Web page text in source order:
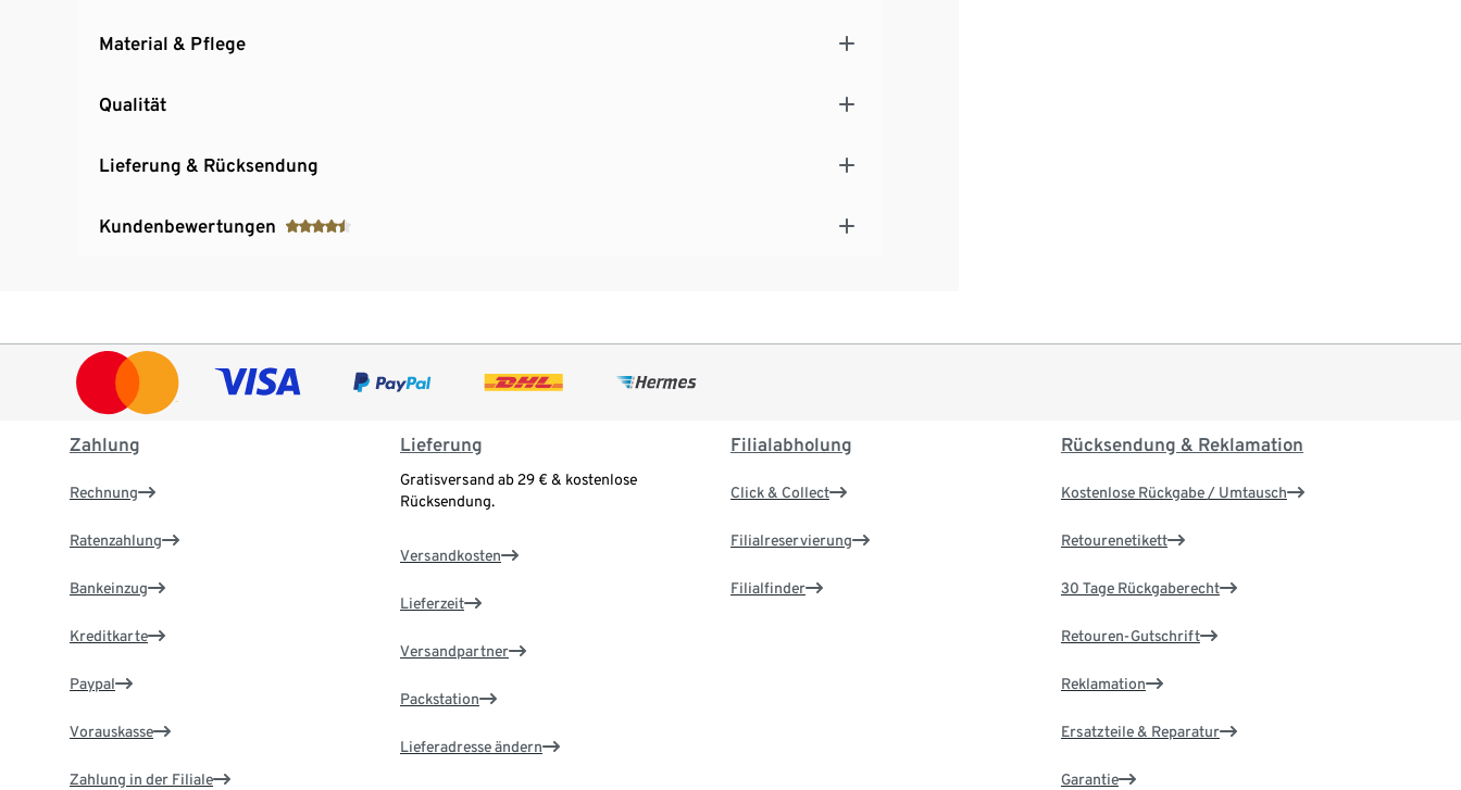
Material & Pflege
Qualität
Lieferung & Rücksendung
Kundenbewertungen
Zahlung
Rechnung
Ratenzahlung
Bankeinzug
Kreditkarte
Paypal
Vorauskasse
Zahlung in der Filiale
Lieferung
Gratisversand ab 29 € & kostenlose
Rücksendung.
Versandkosten
Lieferzeit
Versandpartner
Packstation
Lieferadresse ändern
Filialabholung
Click & Collect
Filialreservierung
Filialfinder
Rücksendung & Reklamation
Kostenlose Rückgabe / Umtausch
Retourenetikett
30 Tage Rückgaberecht
Retouren-Gutschrift
Reklamation
Ersatzteile & Reparatur
Garantie